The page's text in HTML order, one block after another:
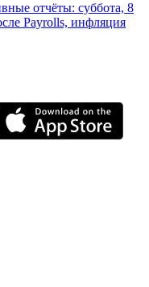
отчёты: суббота, 8
Payrolls, инфляция